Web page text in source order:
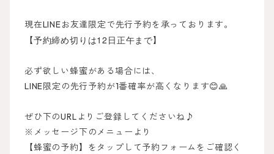
現在LINEお友達限定で先行予約を承っております。
【予約締め切りは12日正午まで】
必ず欲しい蜂蜜がある場合には、
LINE限定の先行予約が1番確率が高くなります😊🙏
ぜひ下のURLよりご登録してくださいね♪
※メッセージ下のメニューより
【蜂蜜の予約】をタップして予約フォームをご確認く